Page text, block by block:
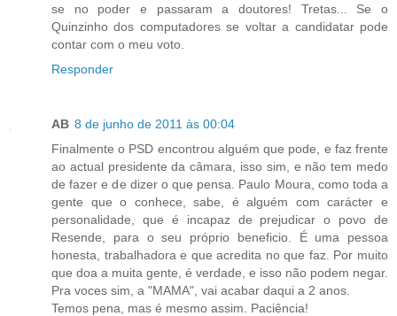
se no poder e passaram a doutores! Tretas... Se o
Quinzinho dos computadores se voltar a candidatar pode
contar com o meu voto.
Responder
AB 8 de junho de 2011 às 00:04
Finalmente o PSD encontrou alguém que pode, e faz frente
ao actual presidente da câmara, isso sim, e não tem medo
de fazer e de dizer o que pensa. Paulo Moura, como toda a
gente que o conhece, sabe, é alguém com carácter e
personalidade, que é incapaz de prejudicar o povo de
Resende, para o seu próprio beneficio. É uma pessoa
honesta, trabalhadora e que acredita no que faz. Por muito
que doa a muita gente, é verdade, e isso não podem negar.
Pra voces sim, a "MAMA", vai acabar daqui a 2 anos.
Temos pena, mas é mesmo assim. Paciência!